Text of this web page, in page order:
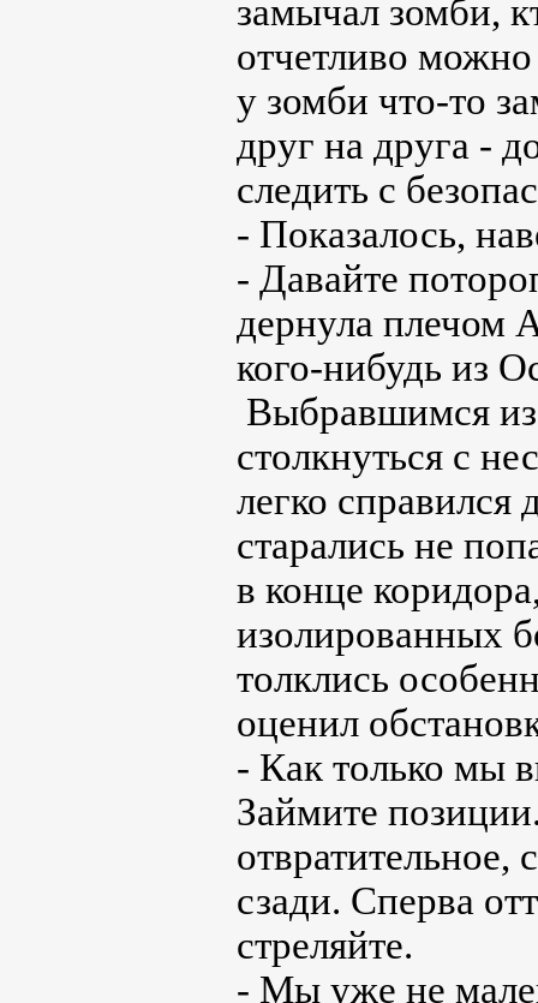
замычал зомби,
отчетливо
у зомби что-то
друг на друга -
следить с
- Показалось,
- Давайте
дернула плечом
кого-нибудь из
Выбравшимся
столкнуться с
легко
старались не
в конце
изолированных
толклись
оценил
- Как только мы
Займите
сзади. Сперва
стреляйте.
- Мы уже не